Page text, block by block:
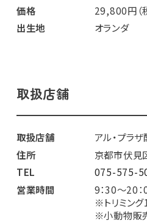
価格
29,800円（
出生地
オランダ
取扱店舗
取扱店舗
アル・プラ
住所
京都市伏見
TEL
075-575-
営業時間
9：30～20：
※トリミン
※小動物販